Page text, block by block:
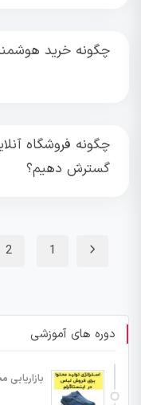
چگونه خرید
چگونه فروشگاه
گسترش دهیم؟
1
2
دوره های آموزشی